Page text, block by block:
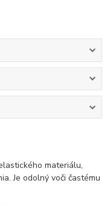
materiálu,
Je odolný voči častému